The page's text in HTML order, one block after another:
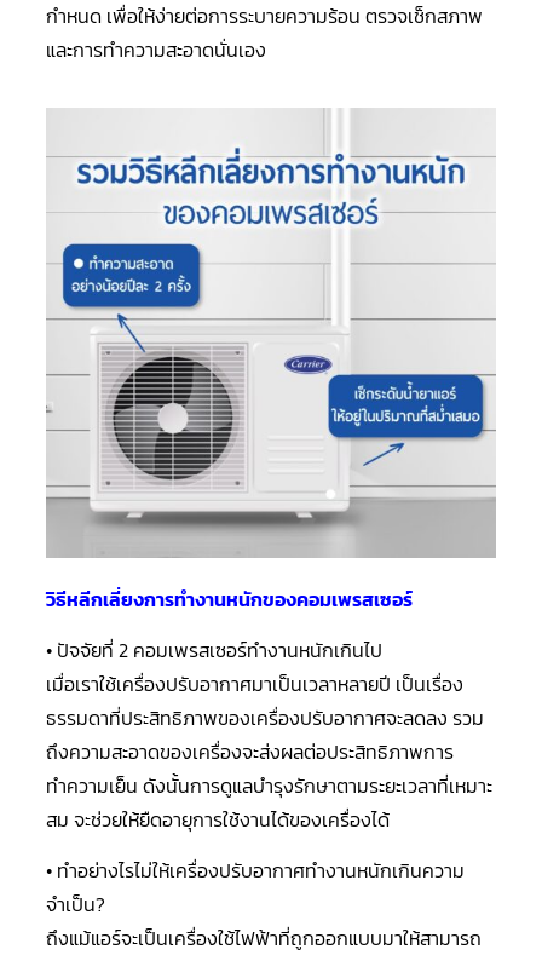
คอมเพรสเซอร์
แอร์
ลูกสูบ
TECUMSEH
ลูกสูบ
KULTHORN
คอมเพรสเซอร์
ตู้
เย็น
ตู้
แช่
HITACHI
คอมเพรสเซอร์
ตู้
เย็น
แช่
KULTHORN
มอเตอร์
TRANE
มอเตอร์
CARRIER
มอเตอร์
DAIKIN
มอเตอร์
FASCO
RUAMTHONG
SIRIPAT
กำหนด เพื่อให้ง่ายต่อการระบายความร้อน ตรวจเช็กสภาพ
และการทำความสะอาดนั่นเอง
วิธีหลีกเลี่ยงการทำงานหนักของคอมเพรสเซอร์
• ปัจจัยที่ 2 คอมเพรสเซอร์ทำงานหนักเกินไป
เมื่อเราใช้เครื่องปรับอากาศมาเป็นเวลาหลายปี เป็นเรื่อง
ธรรมดาที่ประสิทธิภาพของเครื่องปรับอากาศจะลดลง รวม
ถึงความสะอาดของเครื่องจะส่งผลต่อประสิทธิภาพการ
ทำความเย็น ดังนั้นการดูแลบำรุงรักษาตามระยะเวลาที่เหมาะ
สม จะช่วยให้ยืดอายุการใช้งานได้ของเครื่องได้
• ทำอย่างไรไม่ให้เครื่องปรับอากาศทำงานหนักเกินความ
จำเป็น?
ถึงแม้แอร์จะเป็นเครื่องใช้ไฟฟ้าที่ถูกออกแบบมาให้สามารถ